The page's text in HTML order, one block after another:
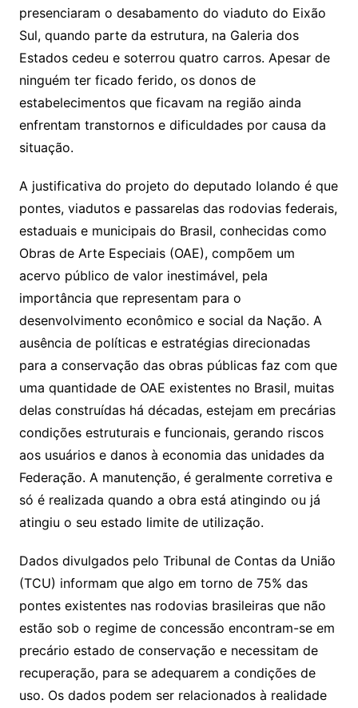
presenciaram o desabamento do viaduto do Eixão
Sul, quando parte da estrutura, na Galeria dos
Estados cedeu e soterrou quatro carros. Apesar de
ninguém ter ficado ferido, os donos de
estabelecimentos que ficavam na região ainda
enfrentam transtornos e dificuldades por causa da
situação.
A justificativa do projeto do deputado Iolando é que
pontes, viadutos e passarelas das rodovias federais,
estaduais e municipais do Brasil, conhecidas como
Obras de Arte Especiais (OAE), compõem um
acervo público de valor inestimável, pela
importância que representam para o
desenvolvimento econômico e social da Nação. A
ausência de políticas e estratégias direcionadas
para a conservação das obras públicas faz com que
uma quantidade de OAE existentes no Brasil, muitas
delas construídas há décadas, estejam em precárias
condições estruturais e funcionais, gerando riscos
aos usuários e danos à economia das unidades da
Federação. A manutenção, é geralmente corretiva e
só é realizada quando a obra está atingindo ou já
atingiu o seu estado limite de utilização.
Dados divulgados pelo Tribunal de Contas da União
(TCU) informam que algo em torno de 75% das
pontes existentes nas rodovias brasileiras que não
estão sob o regime de concessão encontram-se em
precário estado de conservação e necessitam de
recuperação, para se adequarem a condições de
uso. Os dados podem ser relacionados à realidade